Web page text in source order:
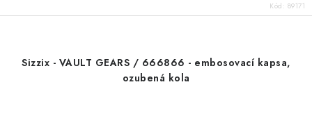
Kód: 89171
Sizzix - VAULT GEARS / 666866 - embosovací kapsa,
ozubená kola